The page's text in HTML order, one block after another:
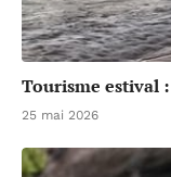
Tourisme estival
25 mai 2026